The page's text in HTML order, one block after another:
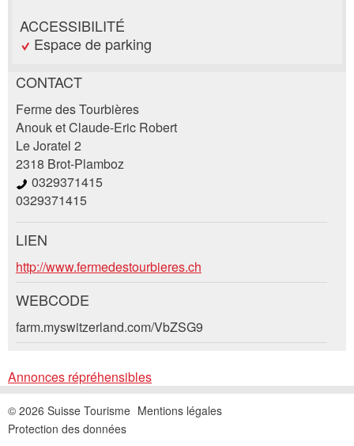
ACCESSIBILITÉ
Espace de parking
Annonces répréhensibles
Vos commentaires sont grandement appréciés!
Commentaires généraux
Cette annonce n'est plus valable
Annonce incomplète
Nachricht
Recommander l'annonce
Recommandez cette annonce à des amis.
* Saisie nécessaire
RECOMMANDER L'ANNONCE
CONTACT
Ferme des Tourbières
Anouk et Claude-Eric Robert
Le Joratel 2
2318 Brot-Plamboz
0329371415
0329371415
Demande de réservation
Composez un message à la personne de
contact pour cette annonce .
Ouvrir
AOÛT 2026
Lu Ma Me
Départ
LIEN
http://www.fermedestourbieres.ch
WEBCODE
farm.myswitzerland.com/VbZSG9
Annonces répréhensibles
© 2026 Suisse Tourisme Mentions légales
Protection des données